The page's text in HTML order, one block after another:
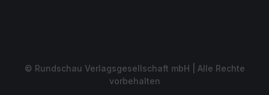
© Rundschau Verlagsgesellschaft mbH | Alle Rechte
vorbehalten